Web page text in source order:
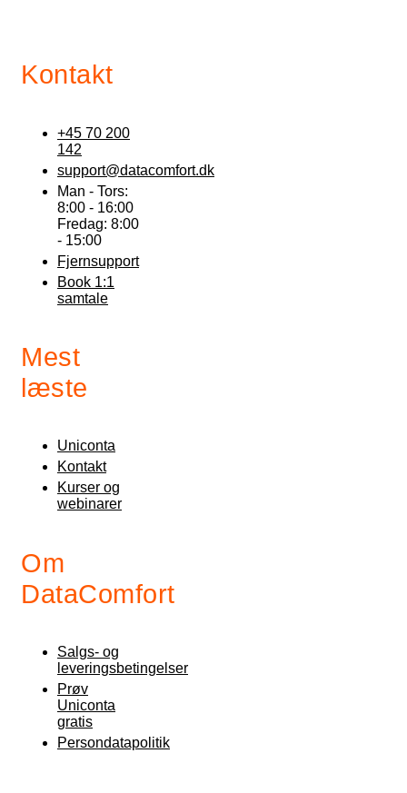
Kontakt
+45 70 200
142
support@datacomfort.dk
Man - Tors:
8:00 - 16:00
Fredag: 8:00
- 15:00
Fjernsupport
Book 1:1
samtale
Mest
læste
Uniconta
Kontakt
Kurser og
webinarer
Om
DataComfort
Salgs- og
leveringsbetingelser
Prøv
Uniconta
gratis
Persondatapolitik